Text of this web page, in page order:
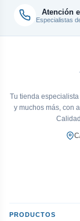
Atención
Especialistas
Tu tienda especialista
y muchos más, con
PRODUCTOS